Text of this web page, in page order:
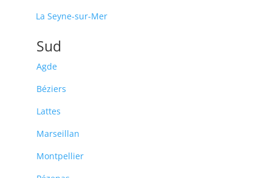
La Seyne-sur-Mer
Sud
Agde
Béziers
Lattes
Marseillan
Montpellier